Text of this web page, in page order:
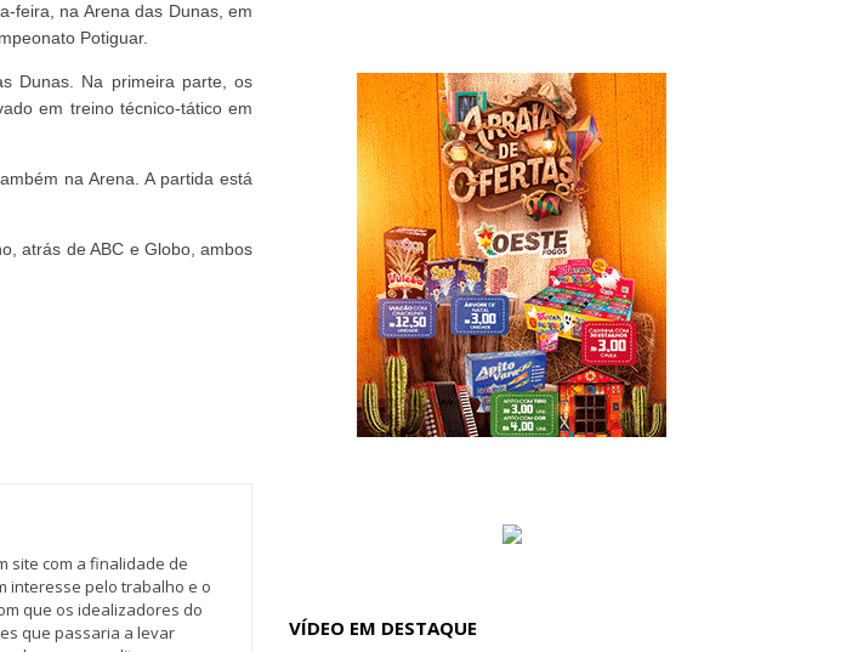
feira, na Arena das Dunas, em
Potiguar.
Dunas. Na primeira parte, os
em treino técnico-tático em
na Arena. A partida está
atrás de ABC e Globo, ambos
site com a finalidade de
interesse pelo trabalho e o
que os idealizadores do
que passaria a levar
VÍDEO EM DESTAQUE